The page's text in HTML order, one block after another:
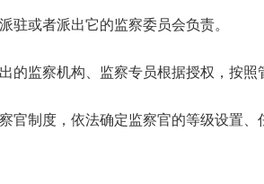
或者派出它的监察委员会负责。
察机构、监察专员根据授权，按照管
度，依法确定监察官的等级设置、任